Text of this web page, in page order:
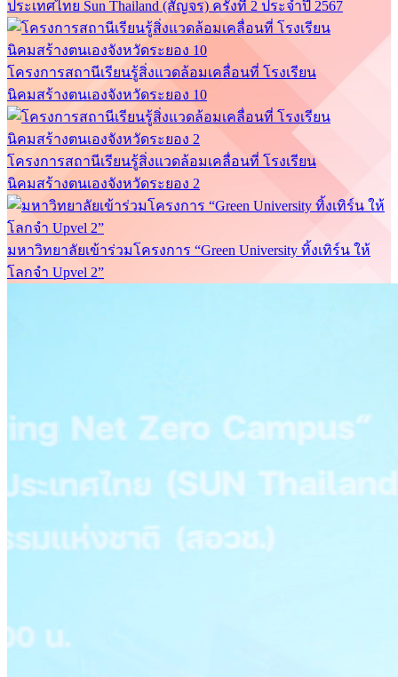
ประเทศไทย Sun Thailand (สัญจร) ครั้งที่ 2 ประจำปี 2567
โครงการสถานีเรียนรู้สิ่งแวดล้อมเคลื่อนที่ โรงเรียน
นิคมสร้างตนเองจังหวัดระยอง 10
โครงการสถานีเรียนรู้สิ่งแวดล้อมเคลื่อนที่ โรงเรียน
นิคมสร้างตนเองจังหวัดระยอง 2
มหาวิทยาลัยเข้าร่วมโครงการ “Green University ทิ้งเทิร์น ให้
โลกจำ Upvel 2”